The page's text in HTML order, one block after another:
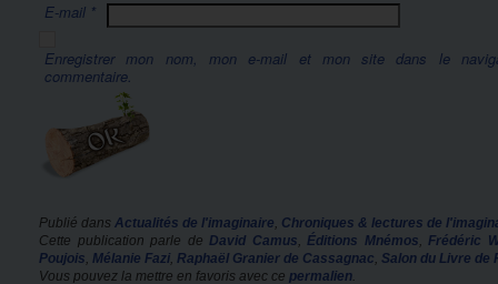
E-mail *
Enregistrer mon nom, mon e-mail et mon site dans le
commentaire.
Publié dans Actualités de l'imaginaire
Chroniques & lectures de
Cette publication parle de David Camus Éditions Mnémos
Frédéric
Poujois
Mélanie Fazi Raphaël Granier de Cassagnac
Salon du Livre de
Vous pouvez la mettre en favoris avec ce permalien